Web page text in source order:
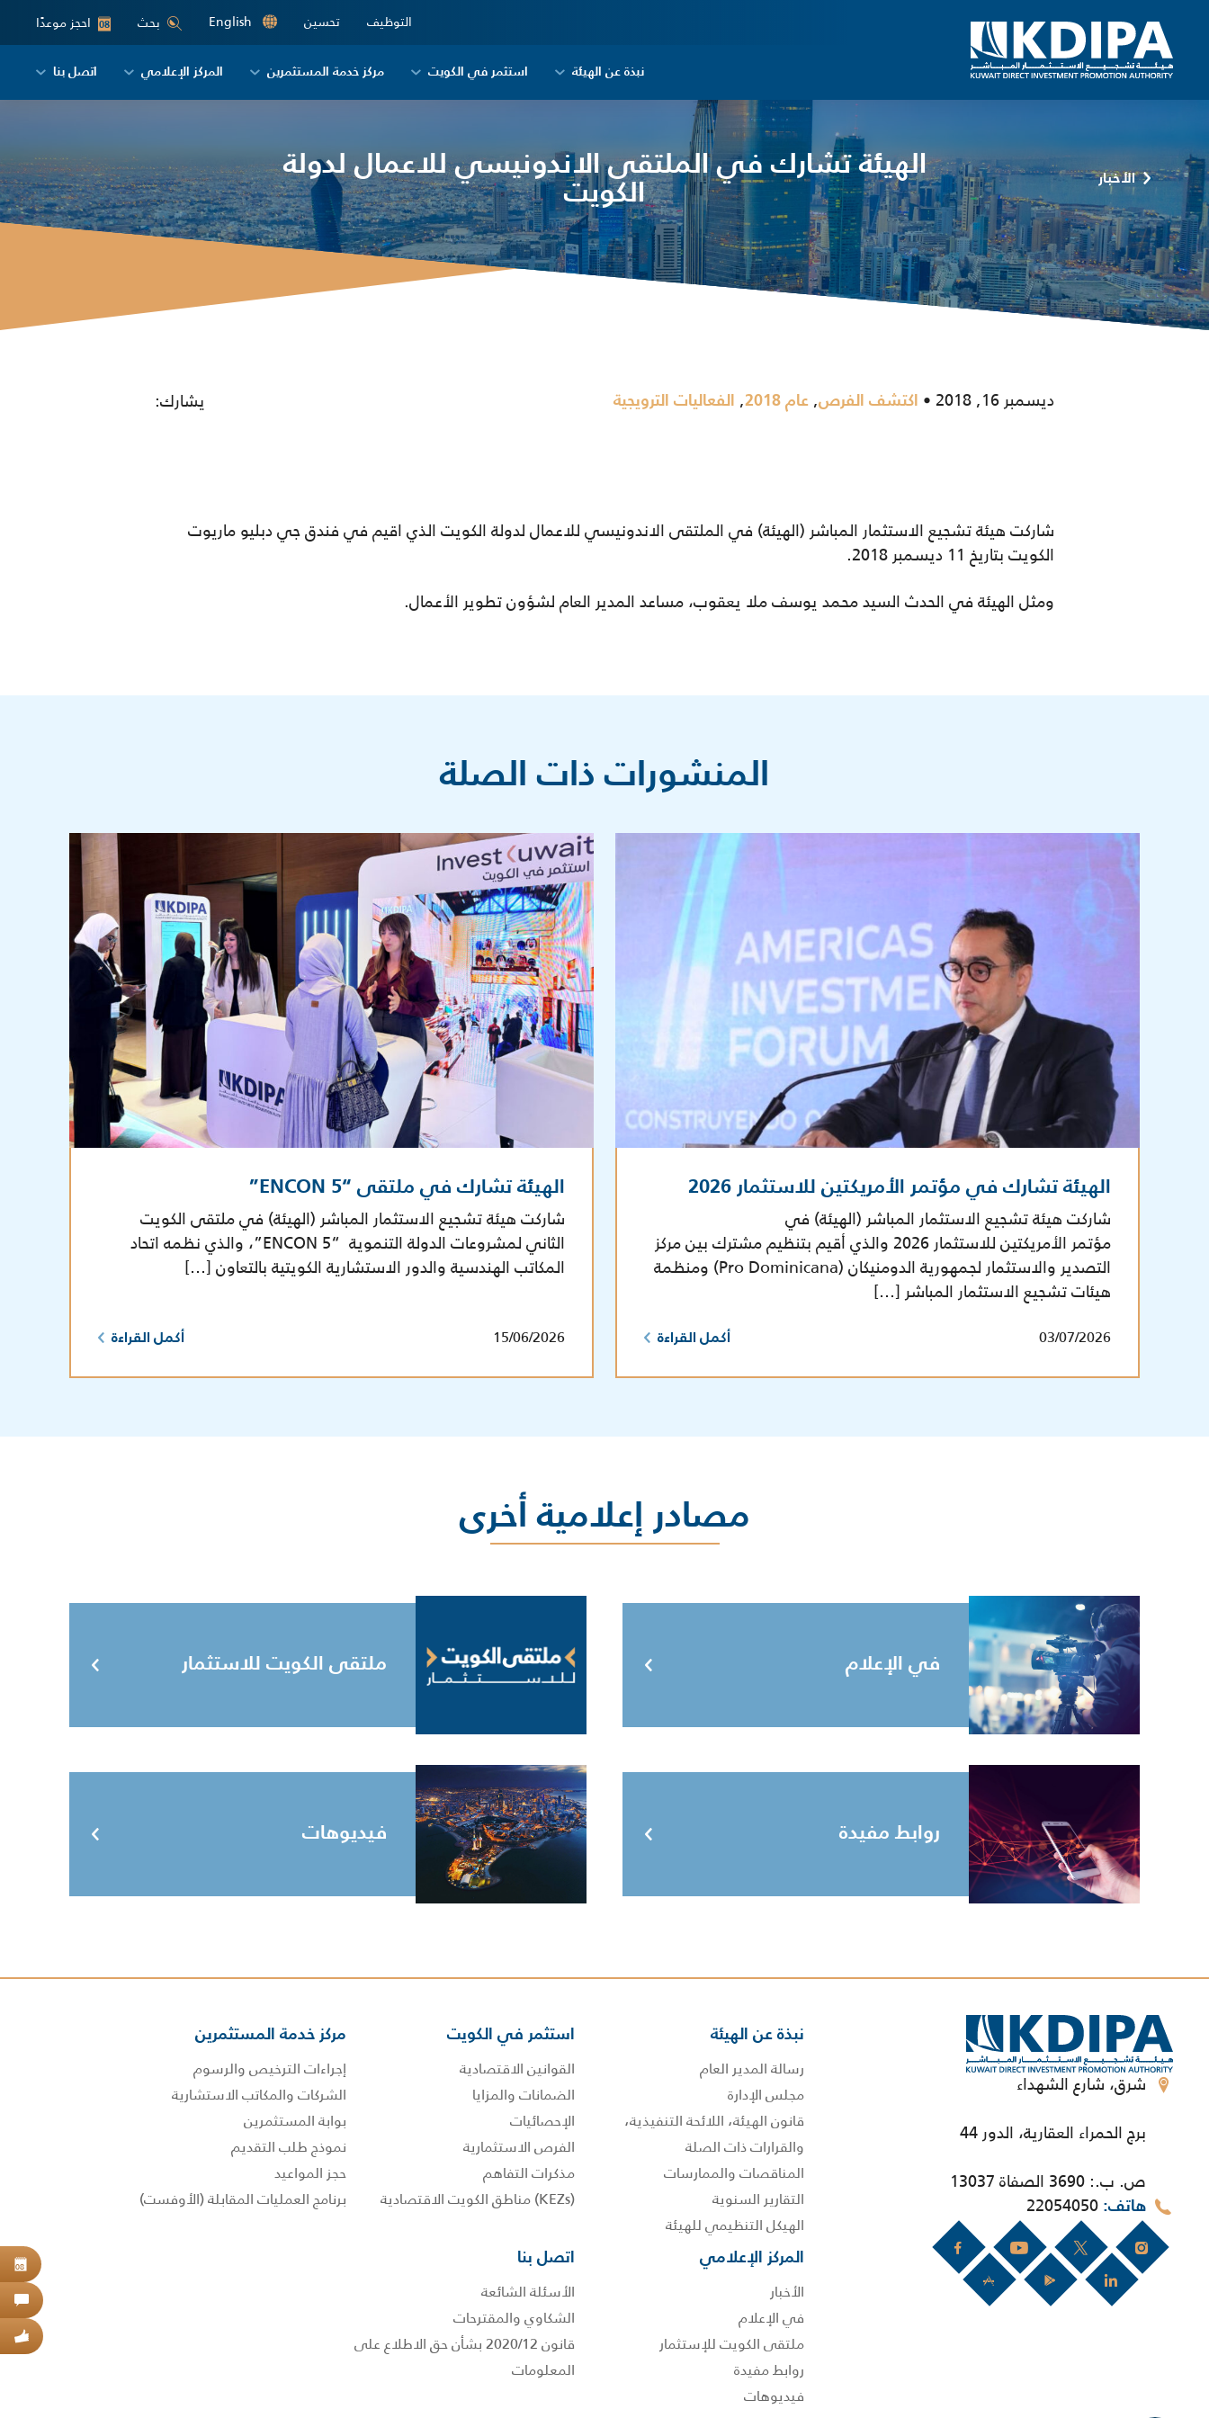
التوظيف تحسين English بحث 08 احجز موعدًا
نبذة عن الهيئة استثمر في الكويت مركز خدمة المستثمرين المركز الإعلامي اتصل بنا
الهيئة تشارك في الملتقى الاندونيسي للاعمال لدولة
الكويت
الأخبار
ديسمبر 16, 2018 اكتشف الفرص, عام 2018 , الفعاليات الترويجية يشارك:
شاركت هيئة تشجيع الاستثمار المباشر (الهيئة) في الملتقى الاندونيسي للاعمال لدولة الكويت الذي اقيم في فندق جي دبليو ماريوت
الكويت بتاريخ 11 ديسمبر 2018.
ومثل الهيئة في الحدث السيد محمد يوسف ملا يعقوب، مساعد المدير العام لشؤون تطوير الأعمال.
المنشورات ذات الصلة
الهيئة تشارك في مؤتمر الأمريكتين للاستثمار 2026
شاركت هيئة تشجيع الاستثمار المباشر (الهيئة) في
مؤتمر الأمريكتين للاستثمار 2026 والذي أقيم بتنظيم مشترك بين مركز
التصدير والاستثمار لجمهورية الدومنيكان (Pro Dominicana) ومنظمة
هيئات تشجيع الاستثمار المباشر […]
03/07/2026 أكمل القراءة
الهيئة تشارك في ملتقى “ENCON 5”
شاركت هيئة تشجيع الاستثمار المباشر (الهيئة) في ملتقى الكويت
الثاني لمشروعات الدولة التنموية “ENCON 5”، والذي نظمه اتحاد
المكاتب الهندسية والدور الاستشارية الكويتية بالتعاون […]
15/06/2026 أكمل القراءة
مصادر إعلامية أخرى
في الإعلام ملتقى الكويت للاستثمار
روابط مفيدة فيديوهات
شرق، شارع الشهداء
برج الحمراء العقارية، الدور 44
ص. ب.: 3690 الصفاة 13037
هاتف
نبذة عن الهيئة
رسالة المدير العام
مجلس الإدارة
قانون الهيئة، اللائحة التنفيذية،
والقرارات ذات الصلة
المناقصات والممارسات
التقارير السنوية
الهيكل التنظيمي للهيئة
استثمر في الكويت
القوانين الاقتصادية
الضمانات والمزايا
الإحصائيات
الفرص الاستثمارية
مذكرات التفاهم
(KEZs) مناطق الكويت الاقتصادية
مركز خدمة المستثمرين
إجراءات الترخيص والرسوم
الشركات والمكاتب الاستشارية
بوابة المستثمرين
نموذج طلب التقديم
حجز المواعيد
برنامج العمليات المقابلة (الأوفست)
المركز الإعلامي
الأخبار
في الإعلام
ملتقى الكويت للإستثمار
روابط مفيدة
فيديوهات
اتصل بنا
الأسئلة الشائعة
الشكاوي والمقترحات
قانون 2020/12 بشأن حق الاطلاع على
المعلومات
08